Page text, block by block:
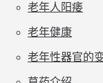
老年人阳痿
老年健康
老年性器官的